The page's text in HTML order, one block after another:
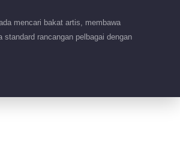
mencari bakat artis, membawa
rancangan pelbagai dengan